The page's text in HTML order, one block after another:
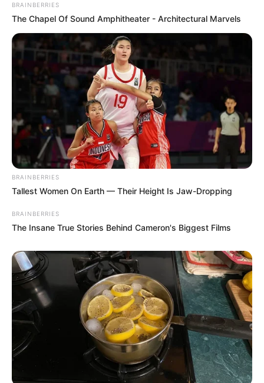
ΗΠΑ: Ο Αμερικανικός
Ερυθρός Σταυρός πιάστηκε
να αναμειγνύει αίμα
εμβολιασμένων με αίμα...
Ο Τραμπ αποκαλύπτει τον
μεγαλύτερο φόβο του,
προειδοποιεί «Βρισκόμαστε
στην πιο επικίνδυνη...
Email address:
Όλα τα κείμενα και οι εικόνες είναι πνευματική ιδιοκτησία του
BRAINBERRIES
The Chapel Of Sound Amphitheater - Architectural Marvels
BRAINBERRIES
Tallest Women On Earth — Their Height Is Jaw-Dropping
BRAINBERRIES
The Insane True Stories Behind Cameron's Biggest Films